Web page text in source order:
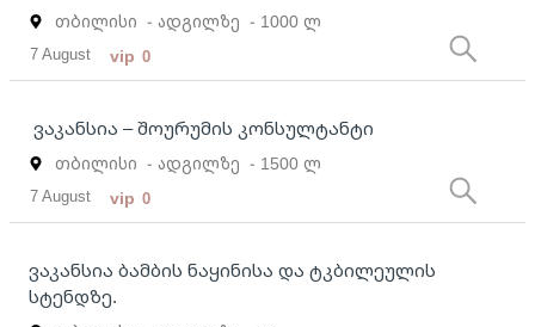
თბილისი - ადგილზე - 1000 ლ
7 August vip 0
ვაკანსია – შოურუმის კონსულტანტი
თბილისი - ადგილზე - 1500 ლ
7 August vip 0
ვაკანსია ბამბის ნაყინისა და ტკბილეულის
სტენდზე.